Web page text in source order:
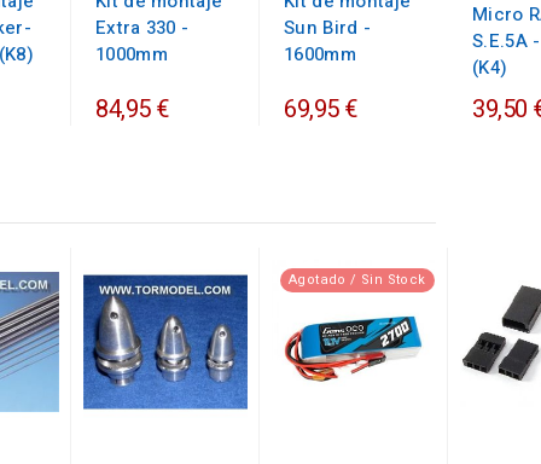
Extra 330 -
1000mm
84,95 €
Sun Bird -
1600mm
69,95 €
Micro
S.E.5A
(K4)
39,50
Agotado / Sin Stock